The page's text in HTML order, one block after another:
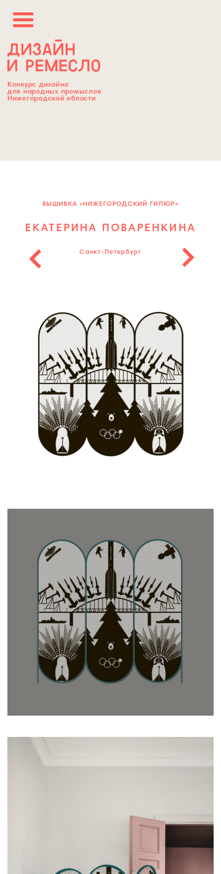
Конкурс дизайна
для народных промыслов
Нижегородской области
ВЫШИВКА «НИЖЕГОРОДСКИЙ ГИПЮР»
ЕКАТЕРИНА ПОВАРЕНКИНА
Санкт-Петербург